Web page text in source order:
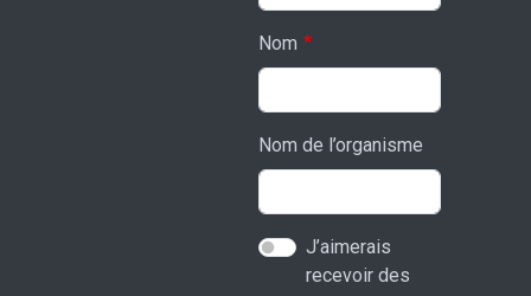
Nom
Nom de l’organisme
J’aimerais
recevoir des